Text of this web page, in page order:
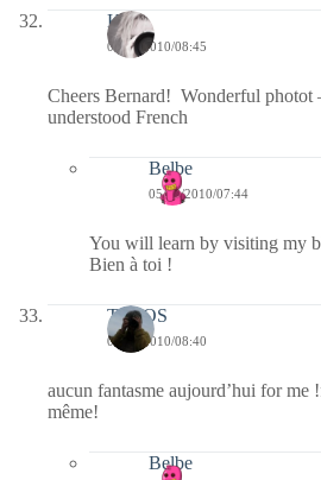
Kala
04/03/2010/08:45
Cheers Bernard! Wonderful photot
understood French
Belbe
05/03/2010/07:44
You will learn by visiting my
Bien à toi !
TELOS
04/03/2010/08:40
aucun fantasme aujourd’hui for me
même!
Belbe